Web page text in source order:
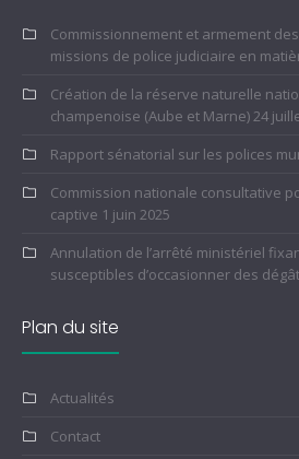
Commissionnement et armement
missions de police judiciaire en
Création de la réserve naturelle
champenoise (Aube et Marne)24
Rapport sénatorial sur les polices
Commission nationale consultative
captive 1 juin 2025
Annulation de l’arrêté ministériel
susceptibles d’occasionner des
Plan du site
Actualités
Contact